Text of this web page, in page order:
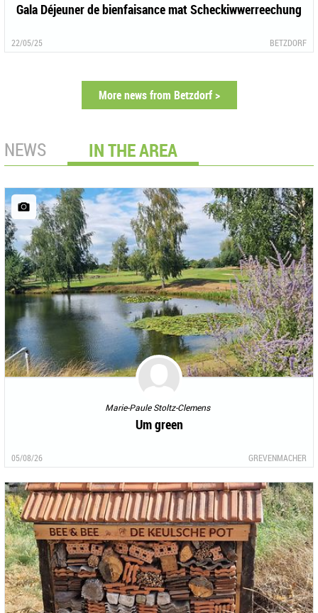
Gala Déjeuner de bienfaisance mat Scheckiwwerreechung
22/05/25 BETZDORF
More news from Betzdorf >
NEWS IN THE AREA
Marie-Paule Stoltz-Clemens
Um green
05/08/26 GREVENMACHER